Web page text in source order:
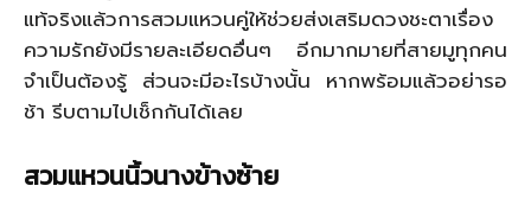
แท้จริงแล้วการสวมแหวนคู่ให้ช่วยส่งเสริมดวงชะตาเรื่อง
ความรักยังมีรายละเอียดอื่นๆ อีกมากมายที่สายมูทุกคน
จำเป็นต้องรู้ ส่วนจะมีอะไรบ้างนั้น หากพร้อมแล้วอย่ารอ
ช้า รีบตามไปเช็กกันได้เลย
สวมแหวนนิ้วนางข้างซ้าย